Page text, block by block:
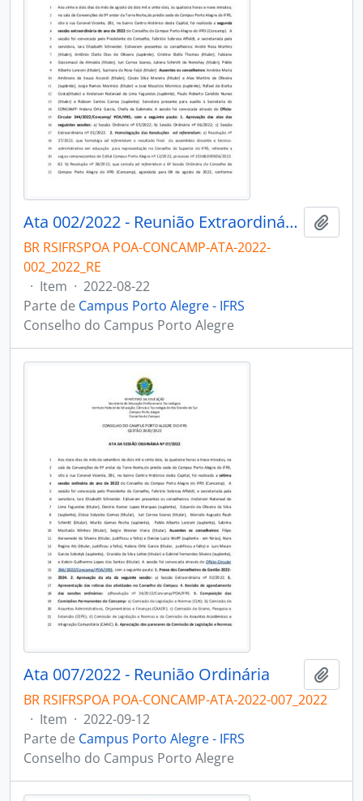
Ata 002/2022 - Reunião Extraordinária
BR RSIFRSPOA POA-CONCAMP-ATA-2022-
002_2022_RE
· Item · 2022-08-22
Parte de Campus Porto Alegre - IFRS
Conselho do Campus Porto Alegre
Ata 007/2022 - Reunião Ordinária
BR RSIFRSPOA POA-CONCAMP-ATA-2022-007_2022
· Item · 2022-09-12
Parte de Campus Porto Alegre - IFRS
Conselho do Campus Porto Alegre